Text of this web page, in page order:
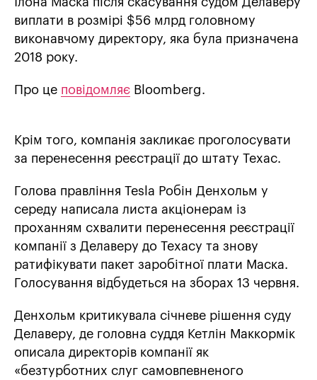
виплати в розмірі $56 млрд головному
виконавчому директору, яка була призначена
2018 року.
Про це повідомляє Bloomberg.
Крім того, компанія закликає проголосувати
за перенесення реєстрації до штату Техас.
Голова правління Tesla Робін Денхольм у
середу написала листа акціонерам із
проханням схвалити перенесення реєстрації
компанії з Делаверу до Техасу та знову
ратифікувати пакет заробітної плати Маска.
Голосування відбудеться на зборах 13 червня.
Денхольм критикувала січневе рішення суду
Делаверу, де головна суддя Кетлін Маккормік
описала директорів компанії як
«безтурботних слуг самовпевненого